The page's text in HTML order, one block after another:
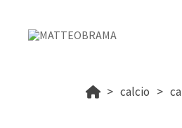
calcio